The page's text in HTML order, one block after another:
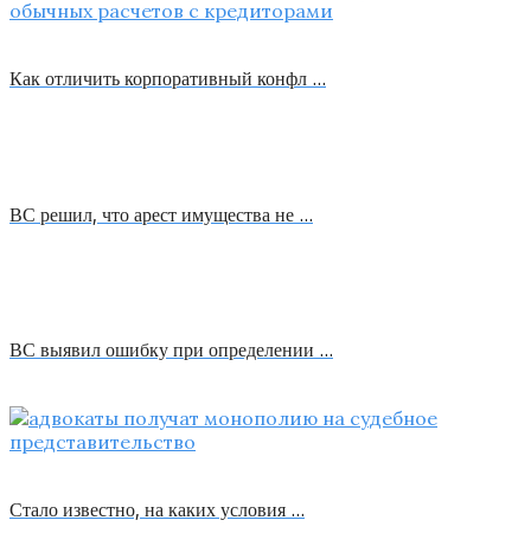
Как отличить корпоративный конфл …
ВС решил, что арест имущества не …
ВС выявил ошибку при определении …
Стало известно, на каких условия …